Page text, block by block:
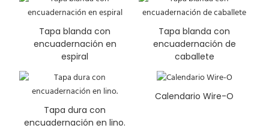
Tapa blanda con
encuadernación en
espiral
Tapa blanda con
encuadernación de
caballete
Tapa dura con
encuadernación en lino.
Calendario Wire-O